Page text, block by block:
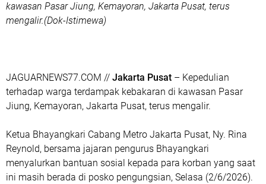
kawasan Pasar Jiung, Kemayoran, Jakarta Pusat, terus
mengalir.(Dok-Istimewa)
JAGUARNEWS77.COM // Jakarta Pusat – Kepedulian
terhadap warga terdampak kebakaran di kawasan Pasar
Jiung, Kemayoran, Jakarta Pusat, terus mengalir.
Ketua Bhayangkari Cabang Metro Jakarta Pusat, Ny. Rina
Reynold, bersama jajaran pengurus Bhayangkari
menyalurkan bantuan sosial kepada para korban yang saat
ini masih berada di posko pengungsian, Selasa (2/6/2026).